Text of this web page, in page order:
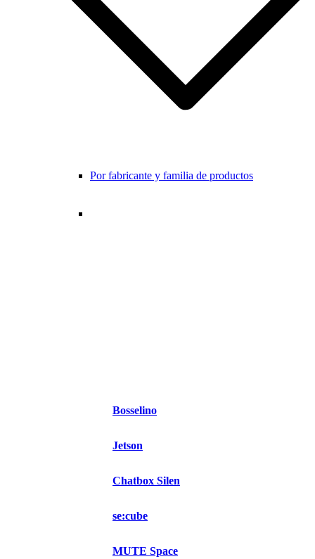
Por fabricante y familia de productos
Bosselino
Jetson
Chatbox Silen
se:cube
MUTE Space